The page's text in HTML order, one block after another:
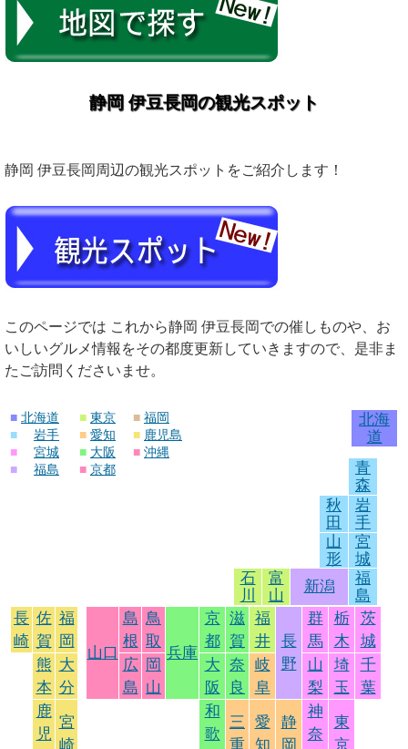
静岡 伊豆長岡の観光スポット
静岡 伊豆長岡周辺の観光スポットをご紹介します！
このページでは これから静岡 伊豆長岡での催しものや、お
いしいグルメ情報をその都度更新していきますので、是非ま
たご訪問くださいませ。
■ 北海道
■
岩手
■
宮城
■
福島
■ 東京
■ 愛知
■ 大阪
■ 京都
■ 福岡
■ 鹿児島
■ 沖縄
北海
道
青
森
秋
田
岩
手
山
形
宮
城
石
川
富
山
新潟
福
島
長
崎
佐
賀
福
岡
山口
島
根
鳥
取
兵庫
京
都
滋
賀
福
井
長
野
群
馬
栃
木
茨
城
熊
本
大
分
広
島
岡
山
大
阪
奈
良
岐
阜
山
梨
埼
玉
千
葉
鹿
児
宮
崎
和
歌
三
重
愛
知
静
岡
神
奈
東
京